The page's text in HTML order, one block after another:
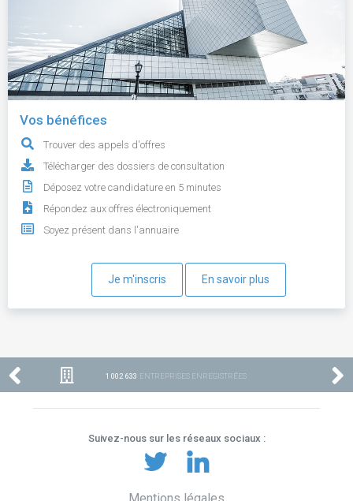
Vos bénéfices
Trouver des appels d'offres
Télécharger des dossiers de consultation
Déposez votre candidature en 5 minutes
Répondez aux offres électroniquement
Soyez présent dans l'annuaire
Je m'inscris En savoir plus
1 002 633 ENTREPRISES ENREGISTRÉES
Suivez-nous sur les réseaux sociaux :